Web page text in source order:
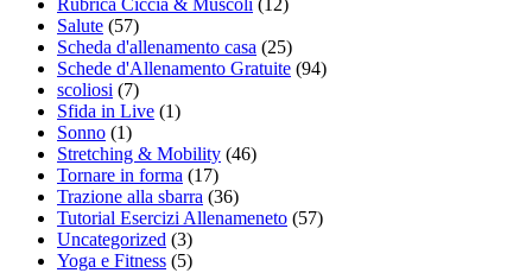
Rubrica Ciccia & Muscoli (12)
Salute (57)
Scheda d'allenamento casa (25)
Schede d'Allenamento Gratuite (94)
scoliosi (7)
Sfida in Live (1)
Sonno (1)
Stretching & Mobility (46)
Tornare in forma (17)
Trazione alla sbarra (36)
Tutorial Esercizi Allenameneto (57)
Uncategorized (3)
Yoga e Fitness (5)